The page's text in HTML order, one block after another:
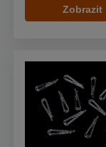
Zobrazit